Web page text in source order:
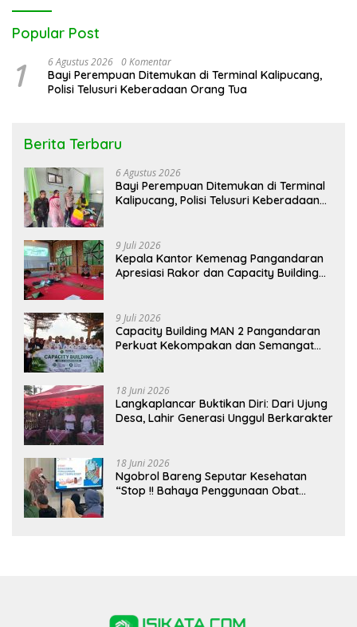
Popular Post
1 6 Agustus 2026 0 Komentar
Bayi Perempuan Ditemukan di Terminal Kalipucang,
Polisi Telusuri Keberadaan Orang Tua
Berita Terbaru
6 Agustus 2026
Bayi Perempuan Ditemukan di Terminal
Kalipucang, Polisi Telusuri Keberadaan
9 Juli 2026
Kepala Kantor Kemenag Pangandaran
Apresiasi Rakor dan Capacity Building
9 Juli 2026
Capacity Building MAN 2 Pangandaran
Perkuat Kekompakan dan Semangat
18 Juni 2026
Langkaplancar Buktikan Diri: Dari Ujung
Desa, Lahir Generasi Unggul Berkarakter
18 Juni 2026
Ngobrol Bareng Seputar Kesehatan
“Stop !! Bahaya Penggunaan Obat